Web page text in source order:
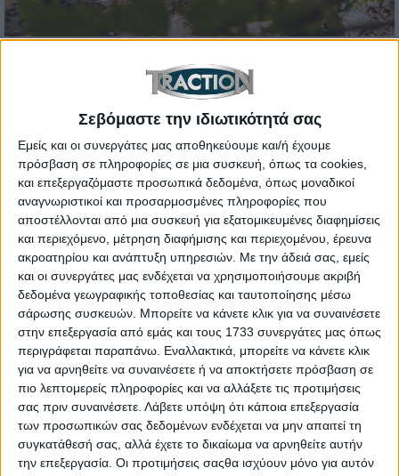
Σεβόμαστε την ιδιωτικότητά σας
Εμείς και οι συνεργάτες μας αποθηκεύουμε και/ή έχουμε
πρόσβαση σε πληροφορίες σε μια συσκευή, όπως τα cookies,
και επεξεργαζόμαστε προσωπικά δεδομένα, όπως μοναδικοί
αναγνωριστικοί και προσαρμοσμένες πληροφορίες που
αποστέλλονται από μια συσκευή για εξατομικευμένες διαφημίσεις
και περιεχόμενο, μέτρηση διαφήμισης και περιεχομένου, έρευνα
ακροατηρίου και ανάπτυξη υπηρεσιών. Με την άδειά σας, εμείς
και οι συνεργάτες μας ενδέχεται να χρησιμοποιήσουμε ακριβή
δεδομένα γεωγραφικής τοποθεσίας και ταυτοποίησης μέσω
σάρωσης συσκευών. Μπορείτε να κάνετε κλικ για να συναινέσετε
στην επεξεργασία από εμάς και τους 1733 συνεργάτες μας όπως
περιγράφεται παραπάνω. Εναλλακτικά, μπορείτε να κάνετε κλικ
για να αρνηθείτε να συναινέσετε ή να αποκτήσετε πρόσβαση σε
πιο λεπτομερείς πληροφορίες και να αλλάξετε τις προτιμήσεις
σας πριν συναινέσετε. Λάβετε υπόψη ότι κάποια επεξεργασία
των προσωπικών σας δεδομένων ενδέχεται να μην απαιτεί τη
συγκατάθεσή σας, αλλά έχετε το δικαίωμα να αρνηθείτε αυτήν
την επεξεργασία. Οι προτιμήσεις σαςθα ισχύουν μόνο για αυτόν
Από την πλευρά της, η Hyundai Shell Mobis WRT
παρατάσσει τα γνώριμα i20 N Rally1 για τους
Παγκόσμιους Πρωταθλήτες 2024 και 2019, Thierry
Neuville και Ott Tanak αντίστοιχα, ενώ ο Adrien
Fourmaux ολοκληρώνει τη σύνθεση – πάντα ικανός
για την έκπληξη. Η M-Sport Ford δηλώνει δυναμικά
παρούσα με τέσσερα Puma Rally1. Οι Gregoire
Munster και Joshua McErlean συνεχίζουν το πλήρες
πρόγραμμά τους, με τον Martins Sesks να ενισχύει
το σχήμα και τον Ιορδάνη Σερδερίδη να
εκπροσωπεί την Ελλάδα στην κορυφαία κατηγορία.
Συνολικά 37 αυτοκίνητα προδιαγραφών Rally2
Πίσω από τα Rally1, ο ανταγωνισμός στο WRC2
προμηνύεται σκληρός. Ανάμεσα σε συνολικά 37
αυτοκίνητα προδιαγραφών Rally2, οι Yohan Rossel
(Citroen C3) και Oliver Solberg (Toyota GR Yaris)
συνεχίζουν τη μάχη κορυφής, με τους Gus